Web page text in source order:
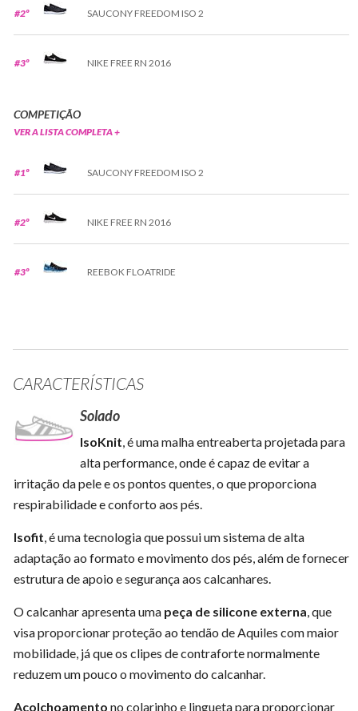
#2º SAUCONY FREEDOM ISO 2
#3º NIKE FREE RN 2016
COMPETIÇÃO
VER A LISTA COMPLETA +
#1º SAUCONY FREEDOM ISO 2
#2º NIKE FREE RN 2016
#3º REEBOK FLOATRIDE
CARACTERÍSTICAS
Solado
IsoKnit, é uma malha entreaberta projetada para
alta performance, onde é capaz de evitar a
irritação da pele e os pontos quentes, o que proporciona
respirabilidade e conforto aos pés.
Isofit, é uma tecnologia que possui um sistema de alta
adaptação ao formato e movimento dos pés, além de fornecer
estrutura de apoio e segurança aos calcanhares.
O calcanhar apresenta uma peça de silicone externa, que
visa proporcionar proteção ao tendão de Aquiles com maior
mobilidade, já que os clipes de contraforte normalmente
reduzem um pouco o movimento do calcanhar.
Acolchoamento no colarinho e lingueta para proporcionar